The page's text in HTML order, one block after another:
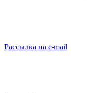
Рассылка на e-mail